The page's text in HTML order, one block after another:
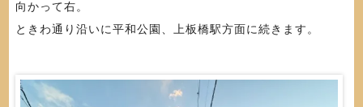
向かって右。
ときわ通り沿いに平和公園、上板橋駅方面に続きます。